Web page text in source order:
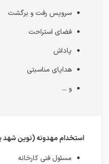
سرویس رفت و برگشت
فضای استراحت
پاداش
هدایای مناسبتی
و ...
استخدام مهدونه (نوین شهد
مسئول فنی کارخانه